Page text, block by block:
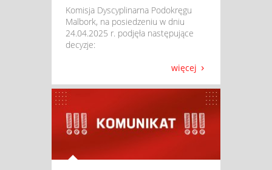
​ Komisja Dyscyplinarna Podokręgu
Malbork, na posiedzeniu w dniu
24.04.2025 r. podjęła następujące
decyzje:
więcej